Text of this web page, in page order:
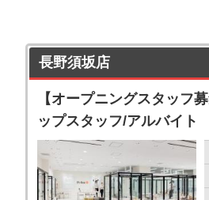
長野須坂店
【オープニングスタッフ
ップスタッフ/アルバイト